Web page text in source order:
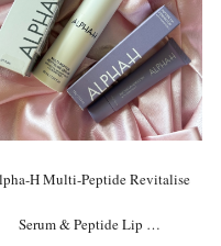
H Multi-Peptide Revitalise
Serum & Peptide Lip …